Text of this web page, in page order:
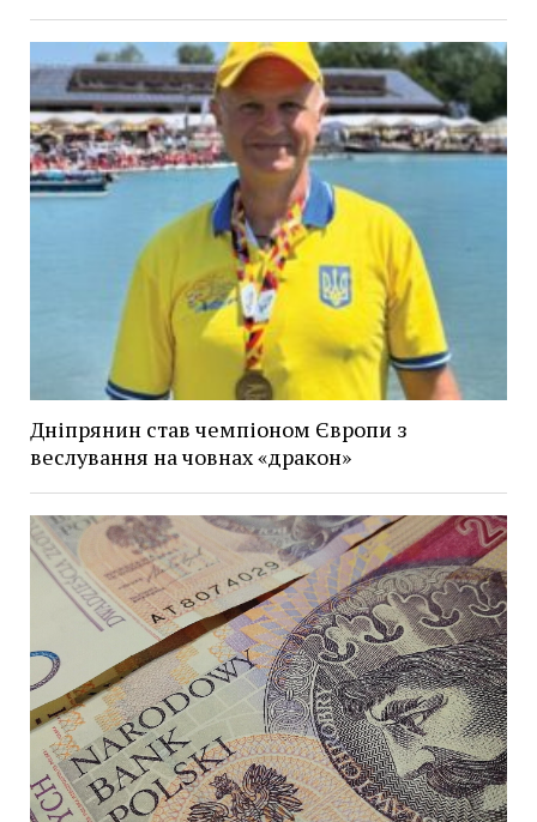
Дніпрянин став чемпіоном Європи з
веслування на човнах «дракон»